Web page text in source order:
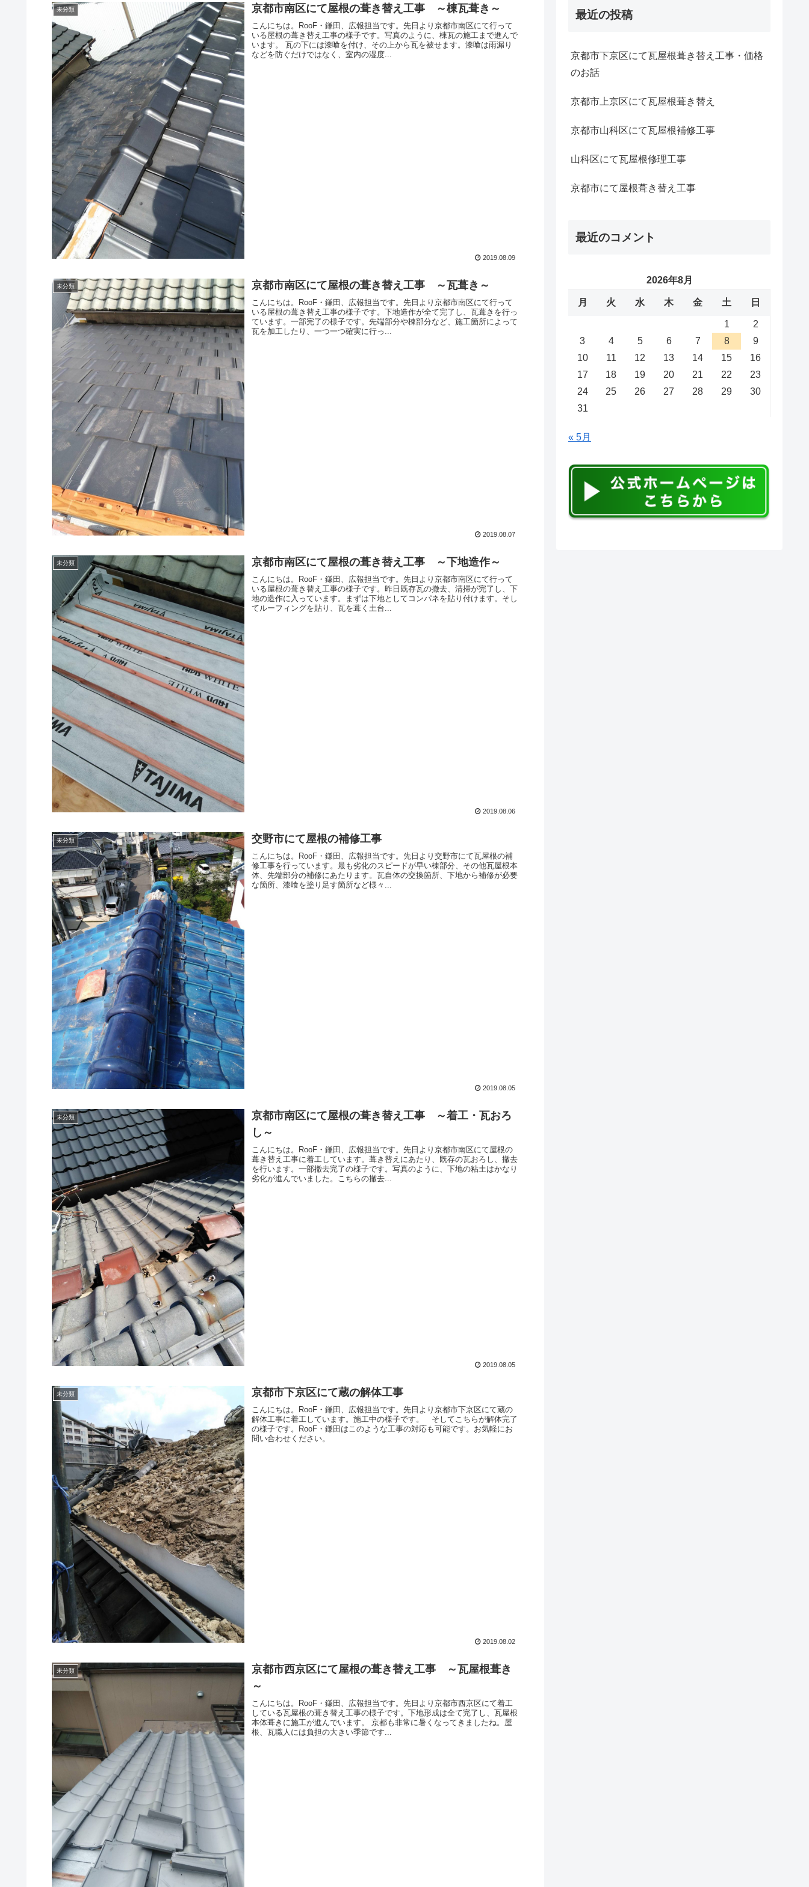
未分類 京都市南区にて屋根の葺き替え工事 ～棟瓦葺き～
こんにちは。RooF・鎌田、広報担当です。先日より京都市南区にて行って
いる屋根の葺き替え工事の様子です。写真のように、棟瓦の施工まで進んで
います。 瓦の下には漆喰を付け、その上から瓦を被せます。漆喰は雨漏り
などを防ぐだけではなく、室内の湿度...
2019.08.09
未分類 京都市南区にて屋根の葺き替え工事 ～瓦葺き～
こんにちは。RooF・鎌田、広報担当です。先日より京都市南区にて行って
いる屋根の葺き替え工事の様子です。下地造作が全て完了し、瓦葺きを行っ
ています。一部完了の様子です。先端部分や棟部分など、施工箇所によって
瓦を加工したり、一つ一つ確実に行っ...
2019.08.07
未分類 京都市南区にて屋根の葺き替え工事 ～下地造作～
こんにちは。RooF・鎌田、広報担当です。先日より京都市南区にて行って
いる屋根の葺き替え工事の様子です。昨日既存瓦の撤去、清掃が完了し、下
地の造作に入っています。まずは下地としてコンパネを貼り付けます。そし
てルーフィングを貼り、瓦を葺く土台...
2019.08.06
未分類 交野市にて屋根の補修工事
こんにちは。RooF・鎌田、広報担当です。先日より交野市にて瓦屋根の補
修工事を行っています。最も劣化のスピードが早い棟部分、その他瓦屋根本
体、先端部分の補修にあたります。瓦自体の交換箇所、下地から補修が必要
な箇所、漆喰を塗り足す箇所など様々...
2019.08.05
未分類
京都市南区にて屋根の葺き替え工事 ～着工・瓦おろ
し～
こんにちは。RooF・鎌田、広報担当です。先日より京都市南区にて屋根の
葺き替え工事に着工しています。葺き替えにあたり、既存の瓦おろし、撤去
を行います。一部撤去完了の様子です。写真のように、下地の粘土はかなり
劣化が進んでいました。こちらの撤去...
2019.08.05
未分類 京都市下京区にて蔵の解体工事
こんにちは。RooF・鎌田、広報担当です。先日より京都市下京区にて蔵の
解体工事に着工しています。施工中の様子です。 そしてこちらが解体完了
の様子です。RooF・鎌田はこのような工事の対応も可能です。お気軽にお
問い合わせください。
2019.08.02
未分類
京都市西京区にて屋根の葺き替え工事 ～瓦屋根葺き
～
こんにちは。RooF・鎌田、広報担当です。先日より京都市西京区にて着工
している瓦屋根の葺き替え工事の様子です。下地形成は全て完了し、瓦屋根
本体葺きに施工が進んでいます。 京都も非常に暑くなってきましたね。屋
根、瓦職人には負担の大きい季節です...
最近の投稿
京都市下京区にて瓦屋根葺き替え工事・価格
のお話
京都市上京区にて瓦屋根葺き替え
京都市山科区にて瓦屋根補修工事
山科区にて瓦屋根修理工事
京都市にて屋根葺き替え工事
最近のコメント
2026年8月
月 火 水 木 金 土 日
1
2
3
4 5 6 7 8
9
10
11 12 13 14 15
16
17
18 19 20 21 22
23
24
25 26 27 28 29
30
31
« 5月